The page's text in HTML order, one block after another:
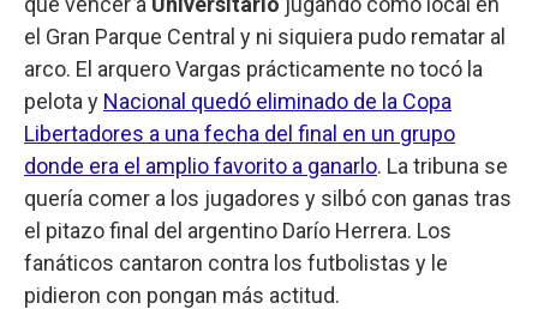
el Gran Parque Central y ni siquiera pudo rematar al
arco. El arquero Vargas prácticamente no tocó la
pelota y Nacional quedó eliminado de la Copa
Libertadores a una fecha del final en un grupo
donde era el amplio favorito a ganarlo. La tribuna se
quería comer a los jugadores y silbó con ganas tras
el pitazo final del argentino Darío Herrera. Los
fanáticos cantaron contra los futbolistas y le
pidieron con pongan más actitud.